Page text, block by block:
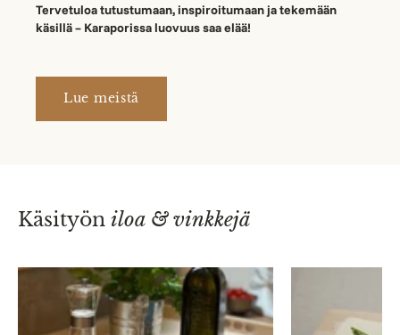
Tervetuloa tutustumaan, inspiroitumaan ja tekemään
käsillä – Karaporissa luovuus saa elää!
Lue meistä
Käsityön iloa & vinkkejä